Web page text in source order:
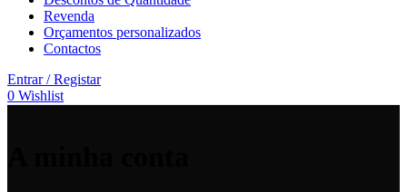
Revenda
Orçamentos personalizados
Contactos
Entrar / Registar
0 Wishlist